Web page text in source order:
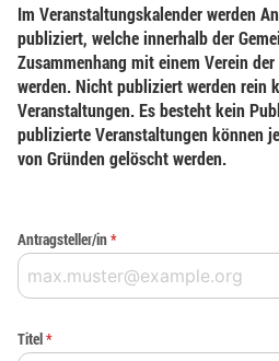
Im Veranstaltungskalender werden
publiziert, welche innerhalb der
Zusammenhang mit einem Verein
werden. Nicht publiziert werden rein
Veranstaltungen. Es besteht kein
publizierte Veranstaltungen können
von Gründen gelöscht werden.
Antragsteller/in*
Titel*